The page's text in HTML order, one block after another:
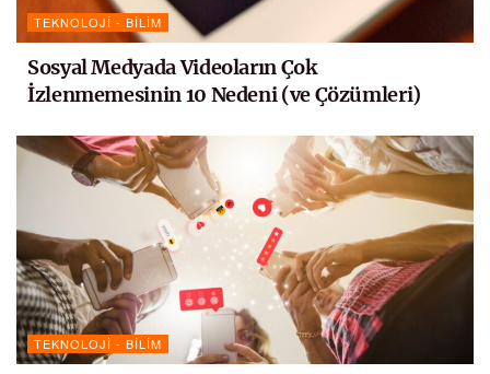
TEKNOLOJI - BILIM
Sosyal Medyada Videoların Çok
İzlenmemesinin 10 Nedeni (ve Çözümleri)
TEKNOLOJI - BILIM